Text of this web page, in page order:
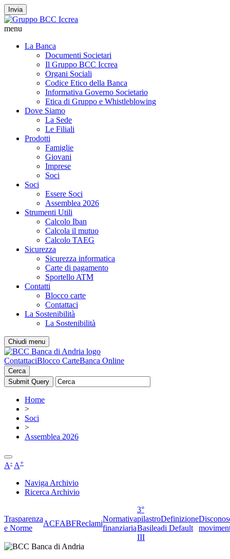
Invia
menu
La Banca
Documenti Societari
Il Gruppo BCC Iccrea
Organi Sociali
Codice Etico della Banca
Informativa Governo Societario
Etica di Gruppo e Whistleblowing
Dove Siamo
La Sede
Le Filiali
Prodotti
Famiglie
Giovani
Imprese
Soci
Soci
Essere Soci
Assemblea 2026
Strumenti Utili
Calcolo Iban
Calcola il mutuo
Calcolo TAEG
Sicurezza
Sicurezza informatica
Carte di pagamento
Sportello ATM
Contatti
Blocco carte
Contattaci
La Sostenibilità
La Sostenibilità
Chiudi menu
ContattaciBlocco CarteBanca Online
Cerca
Home
>
Soci
>
Assemblea 2026
A- A+
Naviga Archivio
Ricerca Archivio
Trasparenza
e Norme
ACFABFReclami
Normativa
finanziaria
3°
pilastro
Basilea
III
Definizione
di Default